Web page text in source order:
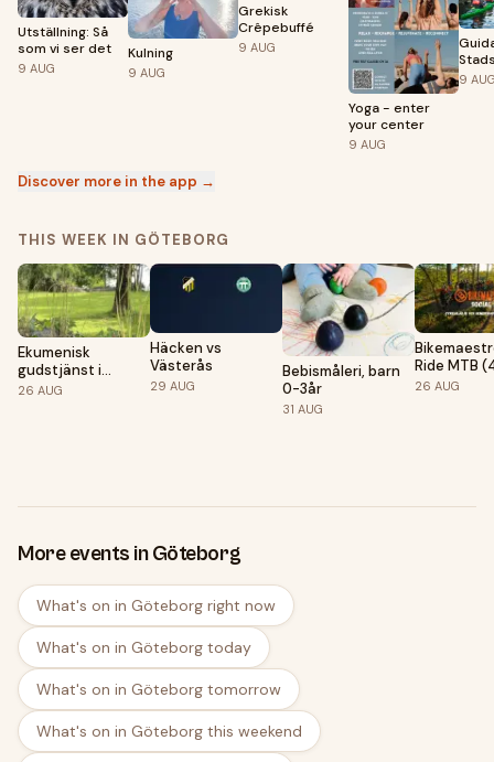
Utställning: Så
som vi ser det
9 AUG
Kulning
9 AUG
Grekisk
Crêpebuffé
9 AUG
Yoga - enter
your center
9 AUG
9
Discover more in the app →
THIS WEEK IN GÖTEBORG
Ekumenisk
gudstjänst i
Härlanda kyrkoruin
26 AUG
Häcken vs
Västerås
29 AUG
Bebismåleri, barn
0-3år
31 AUG
Ride MTB
grupper)
26 AUG
More events in Göteborg
What's on in Göteborg right now
What's on in Göteborg today
What's on in Göteborg tomorrow
What's on in Göteborg this weekend